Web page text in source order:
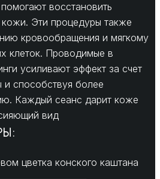
восстановить
кожи. Эти процедуры также
кровообращения и мягкому
клеток. Проводимые в
усиливают эффект за счет
и способствуя более
Каждый сеанс дарит коже
вид
цветка конского каштана